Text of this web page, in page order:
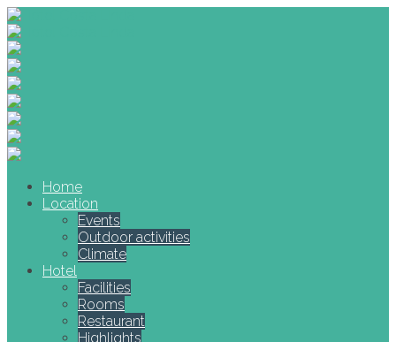
Home
Location
Events
Outdoor activities
Climate
Hotel
Facilities
Rooms
Restaurant
Highlights